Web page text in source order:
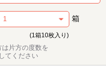
箱
(1箱10枚入り)
片方の度数を
てください